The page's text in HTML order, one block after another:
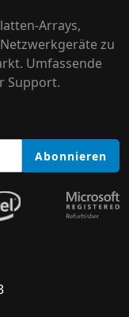
Arrays,
zu
Umfassende
Support.
Abonnieren